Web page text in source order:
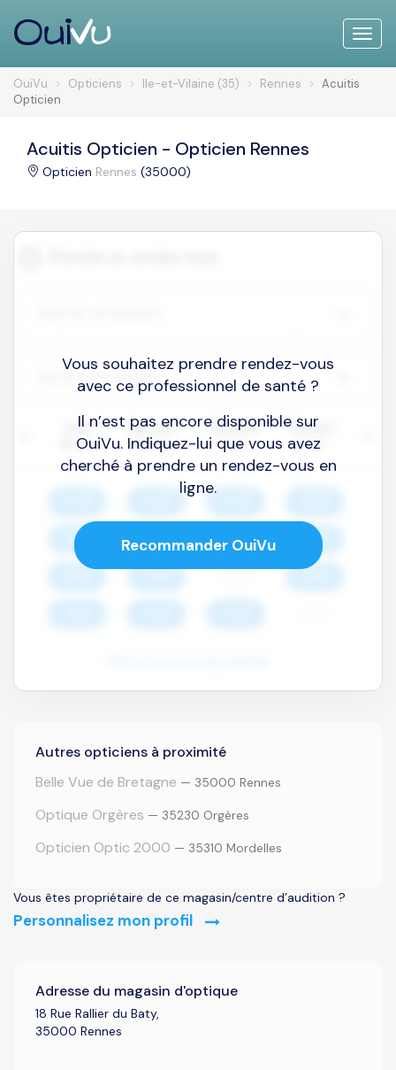
Toggle
OuiVu Opticiens Ile-et-Vilaine (35) Rennes
Acuitis
Opticien
Acuitis Opticien - Opticien Rennes
Opticien Rennes (35000)
Vous souhaitez prendre rendez-vous
avec ce professionnel de santé ?
Il n’est pas encore disponible sur
OuiVu. Indiquez-lui que vous avez
cherché à prendre un rendez-vous en
ligne.
Recommander OuiVu
Autres opticiens à proximité
Belle Vue de Bretagne — 35000 Rennes
Optique Orgères — 35230 Orgères
Opticien Optic 2000 — 35310 Mordelles
Vous êtes propriétaire de ce magasin/centre d’audition ?
Personnalisez mon profil
Adresse du magasin d'optique
18 Rue Rallier du Baty,
35000 Rennes